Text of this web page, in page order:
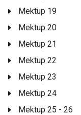
Mektup 19
Mektup 20
Mektup 21
Mektup 22
Mektup 23
Mektup 24
Mektup 25 - 26